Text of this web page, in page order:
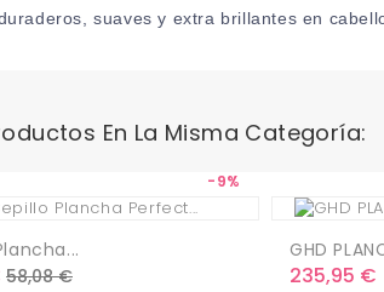
suaves y extra brillantes en
En La Misma Categoría:
-9%
Precio
58,08 €
GHD
Precio
235,95 €